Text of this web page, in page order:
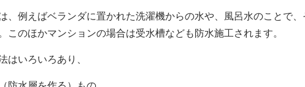
、例えばベランダに置かれた洗濯機からの水や、風呂水のことで
このほかマンションの場合は受水槽なども防水施工されます。
はいろいろあり、